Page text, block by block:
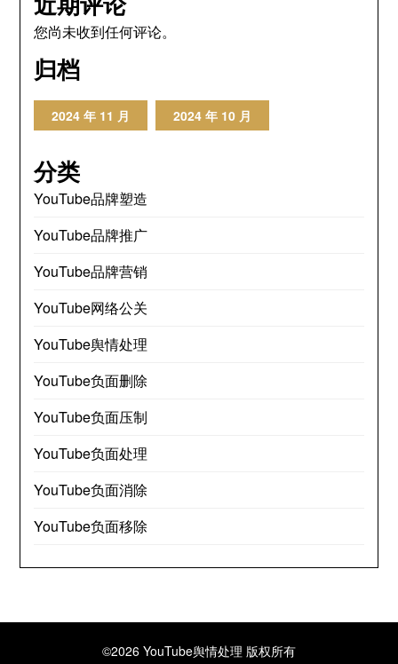
您尚未收到任何评论。
归档
2024 年 11 月 2024 年 10 月
分类
YouTube品牌塑造
YouTube品牌推广
YouTube品牌营销
YouTube网络公关
YouTube舆情处理
YouTube负面删除
YouTube负面压制
YouTube负面处理
YouTube负面消除
YouTube负面移除
©2026 YouTube舆情处理 版权所有